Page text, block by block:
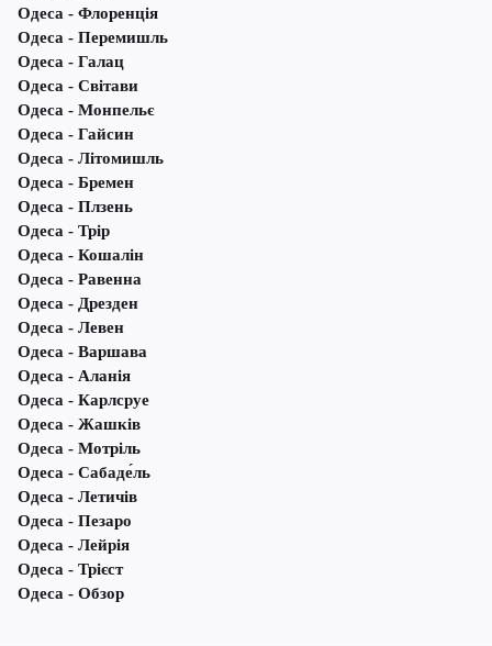
Одеса - Флоренція
Одеса - Перемишль
Одеса - Галац
Одеса - Світави
Одеса - Монпельє
Одеса - Гайсин
Одеса - Літомишль
Одеса - Бремен
Одеса - Плзень
Одеса - Трір
Одеса - Кошалін
Одеса - Равенна
Одеса - Дрезден
Одеса - Левен
Одеса - Варшава
Одеса - Аланія
Одеса - Карлсруе
Одеса - Жашків
Одеса - Мотріль
Одеса - Сабаде́ль
Одеса - Летичів
Одеса - Пезаро
Одеса - Лейрія
Одеса - Трієст
Одеса - Обзор